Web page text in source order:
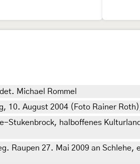
Michael Rommel
10. August 2004 (Foto Rainer
halboffenes
Raupen 27. Mai 2009 an